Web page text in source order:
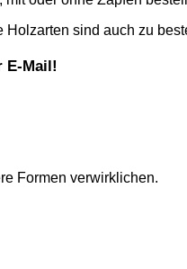
Holzarten sind auch zu
E-Mail!
Formen verwirklichen.